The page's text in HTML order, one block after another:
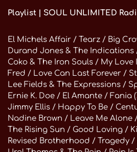
Playlist | SOUL UNLIMITED
El Michels Affair / Tearz / Big
Durand Jones & The Indications
Coko & The Iron Souls / My Love
Fred / Love Can Last Forever /
Lee Fields & The Expressions /
Ernie K. Doe / El Amante / Fania
Jimmy Ellis / Happy To Be /
Nadine Brown / Leave Me Alone
The Rising Sun / Good Loving /
Revised Brotherhood / Tragedy /